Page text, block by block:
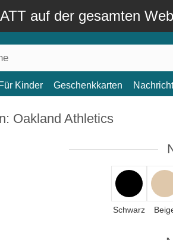
auf der gesamten
Für Kinder Geschenkkarten
Oakland Athletics
Schwarz